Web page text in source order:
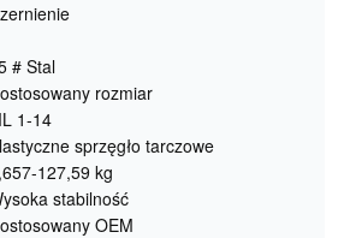
# Stal
rozmiar
1-14
sprzęgło tarczowe
127,59 kg
stabilność
OEM